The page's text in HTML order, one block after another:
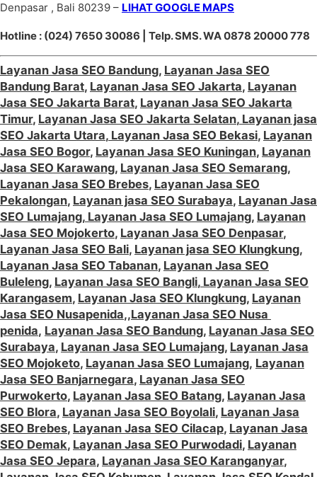
Denpasar , Bali 80239 – LIHAT GOOGLE MAPS
Hotline : (024) 7650 30086 | Telp. SMS. WA 0878 20000 778
Layanan Jasa SEO Bandung, Layanan Jasa SEO
Bandung Barat, Layanan Jasa SEO Jakarta, Layanan
Jasa SEO Jakarta Barat, Layanan Jasa SEO Jakarta
Timur, Layanan Jasa SEO Jakarta Selatan, Layanan jasa
SEO Jakarta Utara, Layanan Jasa SEO Bekasi, Layanan
Jasa SEO Bogor, Layanan Jasa SEO Kuningan, Layanan
Jasa SEO Karawang, Layanan Jasa SEO Semarang,
Layanan Jasa SEO Brebes, Layanan Jasa SEO
Pekalongan, Layanan jasa SEO Surabaya, Layanan Jasa
SEO Lumajang, Layanan Jasa SEO Lumajang, Layanan
Jasa SEO Mojokerto, Layanan Jasa SEO Denpasar,
Layanan Jasa SEO Bali, Layanan jasa SEO Klungkung,
Layanan Jasa SEO Tabanan, Layanan Jasa SEO
Buleleng, Layanan Jasa SEO Bangli, Layanan Jasa SEO
Karangasem, Layanan Jasa SEO Klungkung, Layanan
Jasa SEO Nusapenida,,Layanan Jasa SEO Nusa
penida, Layanan Jasa SEO Bandung, Layanan Jasa SEO
Surabaya, Layanan Jasa SEO Lumajang, Layanan Jasa
SEO Mojoketo, Layanan Jasa SEO Lumajang, Layanan
Jasa SEO Banjarnegara, Layanan Jasa SEO
Purwokerto, Layanan Jasa SEO Batang, Layanan Jasa
SEO Blora, Layanan Jasa SEO Boyolali, Layanan Jasa
SEO Brebes, Layanan Jasa SEO Cilacap, Layanan Jasa
SEO Demak, Layanan Jasa SEO Purwodadi, Layanan
Jasa SEO Jepara, Layanan Jasa SEO Karanganyar,